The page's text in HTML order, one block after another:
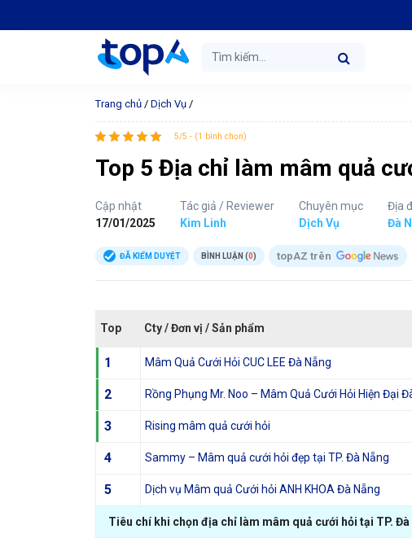
Trang chủ / Dịch Vụ /
5/5 - (1 bình chọn)
Top 5 Địa chỉ làm mâm quả
Cập nhật
17/01/2025
Tác giả / Reviewer
Kim Linh
Chuyên mục
Dịch Vụ
Địa
Đà
ĐÃ KIỂM DUYỆT BÌNH LUẬN (0) topAZ trên
Top Cty / Đơn vị / Sản phẩm
1 Mâm Quả Cưới Hỏi CUC LEE Đà Nẵng
2 Rồng Phụng Mr. Noo – Mâm Quả Cưới Hỏi Hiện Đại
3 Rising mâm quả cưới hỏi
4 Sammy – Mâm quả cưới hỏi đẹp tại TP. Đà Nẵng
5 Dịch vụ Mâm quả Cưới hỏi ANH KHOA Đà Nẵng
Tiêu chí khi chọn địa chỉ làm mâm quả cưới hỏi tại TP. Đà